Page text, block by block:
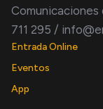
Comunicaciones
711 295 /
Entrada Online
Eventos
App